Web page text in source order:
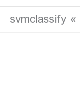
svmclassify